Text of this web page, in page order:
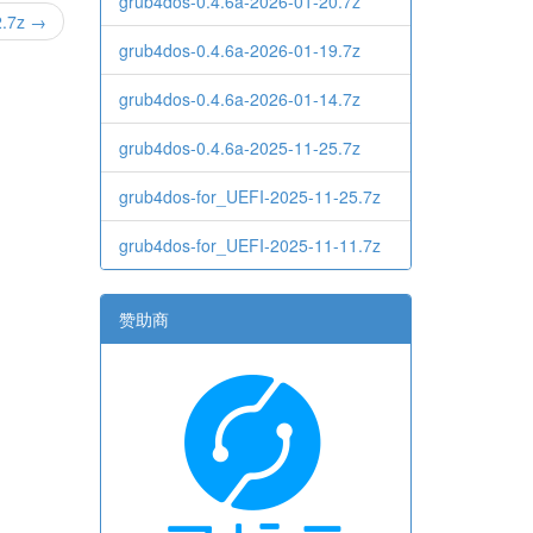
→
grub4dos-0.4.6a-2026-01-19.7z
grub4dos-0.4.6a-2026-01-14.7z
grub4dos-0.4.6a-2025-11-25.7z
grub4dos-for_UEFI-2025-11-25.7z
grub4dos-for_UEFI-2025-11-11.7z
赞助商